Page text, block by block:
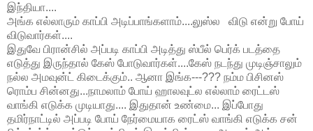
இந்தியா....
அங்க எல்லாரும் காப்பி அடிப்பாங்களாம்....லுஸ்ல விடு என்று போய்
விடுவார்கள்....
இதுவே பிரான்சில் அப்படி காப்பி அடித்து ஸ்பீல் பெர்க் படத்தை
எடுத்து இருந்தால் கேஸ் போடுவார்கள்....கேஸ் நடந்து முடிஞ்சாலும்
நல்ல அமவுன்ட் கிடைக்கும்.. ஆனா இங்க---??? நம்ம பிசினஸ்
ரொம்ப சின்னது...நாமலாம் போய் ஹாலவுட்ல எல்லாம் ரைட்டஸ்
வாங்கி எடுக்க முடியாது.... இதுதான் உண்மை... இப்போது
தமிர்நாட்டில் அப்படி போய் நேர்மையாக ரைட்ஸ் வாங்கி எடுக்க சன்